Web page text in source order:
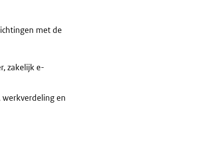
met de
zakelijk e-
en